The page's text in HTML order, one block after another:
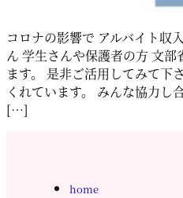
コロナの影響で アルバイト収
ん 学生さんや保護者の方 文部
ます。 是非ご活用してみて下
くれています。 みんな協力し
[…]
home